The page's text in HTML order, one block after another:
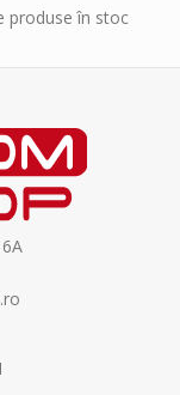
produse în stoc